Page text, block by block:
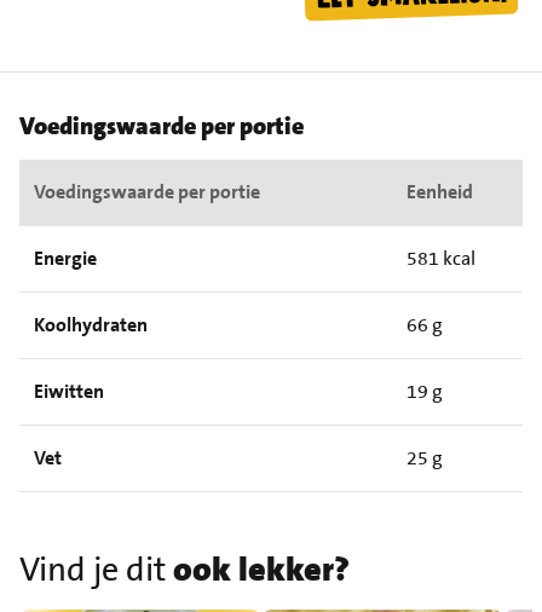
Voedingswaarde per portie
Voedingswaarde per portie Eenheid
Energie 581 kcal
Koolhydraten 66 g
Eiwitten 19 g
Vet 25 g
Vind je ditook lekker?